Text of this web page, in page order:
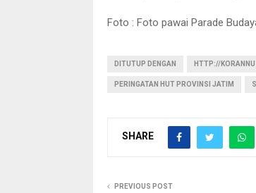
Foto : Foto pawai Parade
DITUTUP DENGAN HTTP://
PERINGATAN HUT PROVINSI JATIM
SHARE
PREVIOUS POST